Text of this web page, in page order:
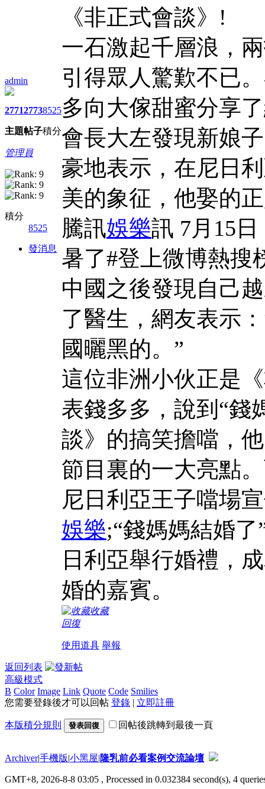
admin
2771
主題
2773
帖子
8525
積分
管理員
積分
8525
發消息
《非正式會談》!
一石激起千層浪，
引得眾人驚歎不已
多向大傢甜蜜分享
會長大左發現新娘
豪地表示，在尼日
美的象征，他娶的
騰訊娛樂訊 7月15
暑了#登上微博熱搜
中國之後發現自己
了醫生，網友表示
國曬黑的。”
這位非洲小伙正是
表錢多多，說到“錢
談》的搞笑擔噹，
節目裏的一大亮點
尼日利亞王子噹場
娛樂;“錢媽媽結婚了
日利亞舉行婚禮，
婚的嘉賓。
收藏
回復
使用道具 舉報
返回列表
高級模式
B Color Image Link Quote Code Smilies
您需要登錄後才可以回帖 登錄 | 立即註冊
本版積分規則 發表回復 回帖後跳轉到最後一頁
Archiver|手機版|小黑屋|隆乳前必看案例交流論壇
GMT+8, 2026-8-8 03:05 , Processed in 0.032384 second(s), 4